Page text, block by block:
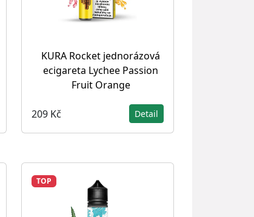
KURA Rocket jednorázová
ecigareta Lychee Passion
Fruit Orange
209 Kč Detail
TOP